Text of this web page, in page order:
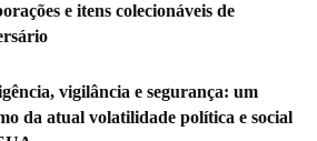
e itens colecionáveis de
vigilância e segurança: um
da atual volatilidade política e social